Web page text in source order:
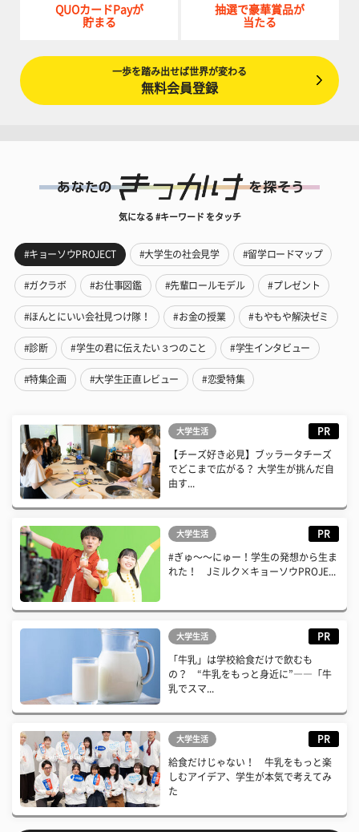
QUOカードPayが
貯まる
抽選で豪華賞品が
当たる
一歩を踏み出せば世界が変わる
無料会員登録
気になる #キーワード をタッチ
#キョーソウPROJECT #大学生の社会見学 #留学ロードマップ
#ガクラボ #お仕事図鑑 #先輩ロールモデル #プレゼント
#ほんとにいい会社見つけ隊！ #お金の授業 #もやもや解決ゼミ
#診断 #学生の君に伝えたい３つのこと #学生インタビュー
#特集企画 #大学生正直レビュー #恋愛特集
大学生活 PR
【チーズ好き必見】ブッラータチーズ
でどこまで広がる？ 大学生が挑んだ自
由す...
大学生活 PR
#ぎゅ〜〜にゅー！学生の発想から生ま
れた！ Jミルク×キョーソウPROJE...
大学生活 PR
「牛乳」は学校給食だけで飲むも
の？ “牛乳をもっと身近に”――「牛
乳でスマ...
大学生活 PR
給食だけじゃない！ 牛乳をもっと楽
しむアイデア、学生が本気で考えてみ
た